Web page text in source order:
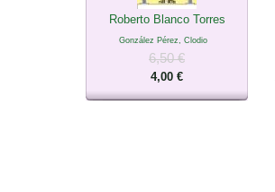
Roberto Blanco Torres
González Pérez, Clodio
6,50 €
4,00 €